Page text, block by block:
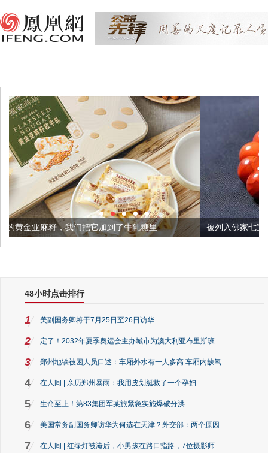
它加到了牛轧糖里 被列入佛家七宝的它到底有多美？
48小时点击排行
1 美副国务卿将于7月25日至26日访华
2 定了！2032年夏季奥运会主办城市为澳大利亚布里斯班
3 郑州地铁被困人员口述：车厢外水有一人多高 车厢内缺氧
4 在人间 | 亲历郑州暴雨：我用皮划艇救了一个孕妇
5 生命至上！第83集团军某旅紧急实施爆破分洪
6 美国常务副国务卿访华为何选在天津？外交部：两个原因
7 在人间 | 红绿灯被淹后，小男孩在路口指路，7位摄影师...